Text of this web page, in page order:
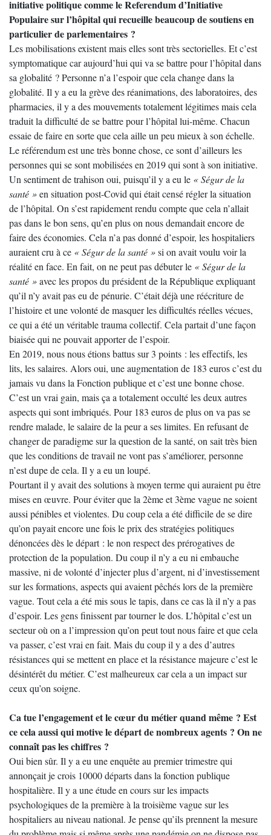
initiative politique comme le Referendum d’Initiative
Populaire sur l’hôpital qui recueille beaucoup de soutiens en
particulier de parlementaires ?
Les mobilisations existent mais elles sont très sectorielles. Et c’est
symptomatique car aujourd’hui qui va se battre pour l’hôpital dans
sa globalité ? Personne n’a l’espoir que cela change dans la
globalité. Il y a eu la grève des réanimations, des laboratoires, des
pharmacies, il y a des mouvements totalement légitimes mais cela
traduit la difficulté de se battre pour l’hôpital lui-même. Chacun
essaie de faire en sorte que cela aille un peu mieux à son échelle.
Le référendum est une très bonne chose, ce sont d’ailleurs les
personnes qui se sont mobilisées en 2019 qui sont à son initiative.
Un sentiment de trahison oui, puisqu’il y a eu le « Ségur de la
santé »en situation post-Covid qui était censé régler la situation
de l’hôpital. On s’est rapidement rendu compte que cela n’allait
pas dans le bon sens, qu’en plus on nous demandait encore de
faire des économies. Cela n’a pas donné d’espoir, les hospitaliers
auraient cru à ce « Ségur de la santé »si on avait voulu voir la
réalité en face. En fait, on ne peut pas débuter le « Ségur de la
santé »avec les propos du président de la République expliquant
qu’il n’y avait pas eu de pénurie. C’était déjà une réécriture de
l’histoire et une volonté de masquer les difficultés réelles vécues,
ce qui a été un véritable trauma collectif. Cela partait d’une façon
biaisée qui ne pouvait apporter de l’espoir.
En 2019, nous nous étions battus sur 3 points : les effectifs, les
lits, les salaires. Alors oui, une augmentation de 183 euros c’est du
jamais vu dans la Fonction publique et c’est une bonne chose.
C’est un vrai gain, mais ça a totalement occulté les deux autres
aspects qui sont imbriqués. Pour 183 euros de plus on va pas se
rendre malade, le salaire de la peur a ses limites. En refusant de
changer de paradigme sur la question de la santé, on sait très bien
que les conditions de travail ne vont pas s’améliorer, personne
n’est dupe de cela. Il y a eu un loupé.
Pourtant il y avait des solutions à moyen terme qui auraient pu être
mises en œuvre. Pour éviter que la 2ème et 3ème vague ne soient
aussi pénibles et violentes. Du coup cela a été difficile de se dire
qu’on payait encore une fois le prix des stratégies politiques
dénoncées dès le départ : le non respect des prérogatives de
protection de la population. Du coup il n’y a eu ni embauche
massive, ni de volonté d’injecter plus d’argent, ni d’investissement
sur les formations, aspects qui avaient pêchés lors de la première
vague. Tout cela a été mis sous le tapis, dans ce cas là il n’y a pas
d’espoir. Les gens finissent par tourner le dos. L’hôpital c’est un
secteur où on a l’impression qu’on peut tout nous faire et que cela
va passer, c’est vrai en fait. Mais du coup il y a des d’autres
résistances qui se mettent en place et la résistance majeure c’est le
désintérêt du métier. C’est malheureux car cela a un impact sur
ceux qu’on soigne.
Ca tue l’engagement et le cœur du métier quand même ? Est
ce cela aussi qui motive le départ de nombreux agents ? On ne
connaît pas les chiffres ?
Oui bien sûr. Il y a eu une enquête au premier trimestre qui
annonçait je crois 10000 départs dans la fonction publique
hospitalière. Il y a une étude en cours sur les impacts
psychologiques de la première à la troisième vague sur les
hospitaliers au niveau national. Je pense qu’ils prennent la mesure